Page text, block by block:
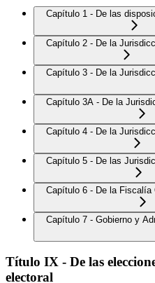
Capítulo 1 - De las
Capítulo 2 - De la
Capítulo 3 - De la
Capítulo 3A - De la
Capítulo 4 - De la
Capítulo 5 - De las
Capítulo 6 - De la Fiscalía
Capítulo 7 - Gobierno y
Título IX - De las
electoral